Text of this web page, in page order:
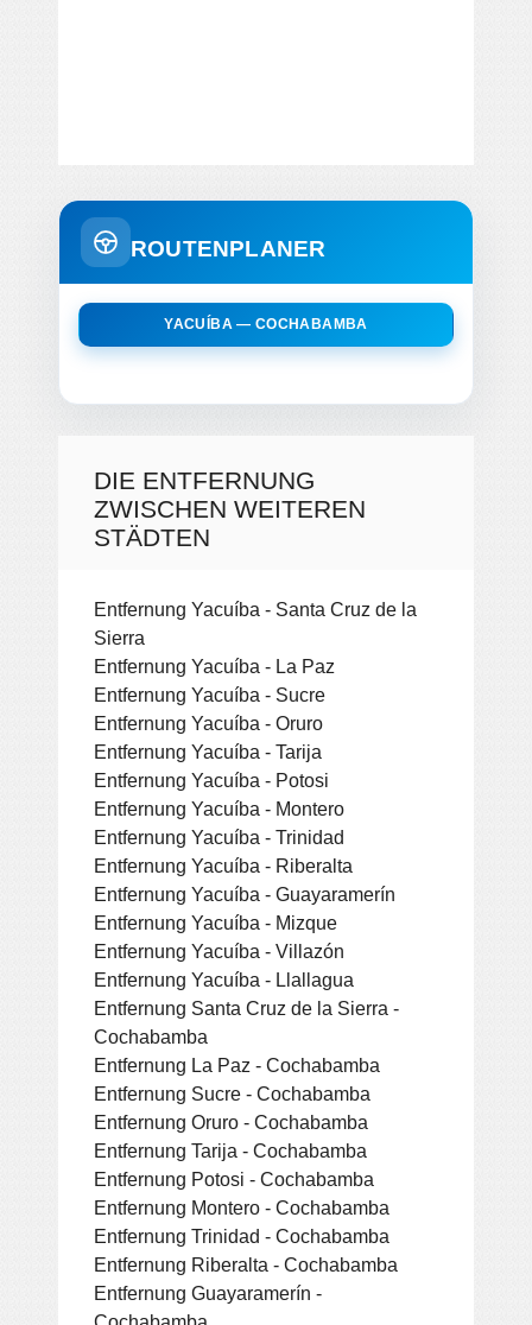
ROUTENPLANER
YACUÍBA — COCHABAMBA
DIE ENTFERNUNG
ZWISCHEN WEITEREN
STÄDTEN
Entfernung Yacuíba - Santa Cruz de la
Sierra
Entfernung Yacuíba - La Paz
Entfernung Yacuíba - Sucre
Entfernung Yacuíba - Oruro
Entfernung Yacuíba - Tarija
Entfernung Yacuíba - Potosi
Entfernung Yacuíba - Montero
Entfernung Yacuíba - Trinidad
Entfernung Yacuíba - Riberalta
Entfernung Yacuíba - Guayaramerín
Entfernung Yacuíba - Mizque
Entfernung Yacuíba - Villazón
Entfernung Yacuíba - Llallagua
Entfernung Santa Cruz de la Sierra -
Cochabamba
Entfernung La Paz - Cochabamba
Entfernung Sucre - Cochabamba
Entfernung Oruro - Cochabamba
Entfernung Tarija - Cochabamba
Entfernung Potosi - Cochabamba
Entfernung Montero - Cochabamba
Entfernung Trinidad - Cochabamba
Entfernung Riberalta - Cochabamba
Entfernung Guayaramerín -